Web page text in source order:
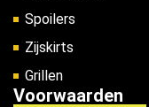
Spoilers
Zijskirts
Grillen
Voorwaarden